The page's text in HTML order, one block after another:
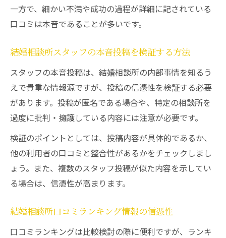
一方で、細かい不満や成功の過程が詳細に記されている
口コミは本音であることが多いです。
結婚相談所スタッフの本音投稿を検証する方法
スタッフの本音投稿は、結婚相談所の内部事情を知るう
えで貴重な情報源ですが、投稿の信憑性を検証する必要
があります。投稿が匿名である場合や、特定の相談所を
過度に批判・擁護している内容には注意が必要です。
検証のポイントとしては、投稿内容が具体的であるか、
他の利用者の口コミと整合性があるかをチェックしまし
ょう。また、複数のスタッフ投稿が似た内容を示してい
る場合は、信憑性が高まります。
結婚相談所口コミランキング情報の信憑性
口コミランキングは比較検討の際に便利ですが、ランキ